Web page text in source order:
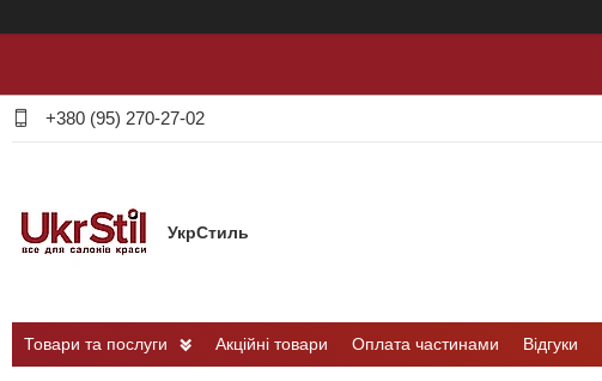
+380 (95) 270-27-02
УкрСтиль
Товари та послуги Акційні товари Оплата частинами Відгуки